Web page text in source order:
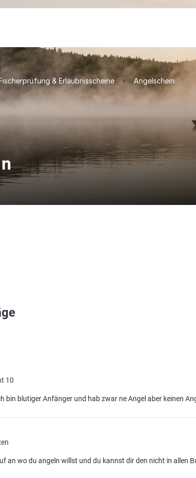
& Erlaubnisscheine Angelschein
10
bin blutiger Anfänger und hab zwar ne Angel aber keinen
an wo du angeln willst und du kannst dir den nicht in allen